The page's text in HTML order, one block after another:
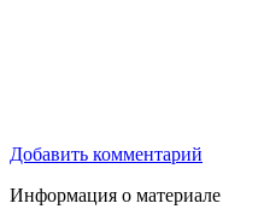
Добавить комментарий
Информация о материале